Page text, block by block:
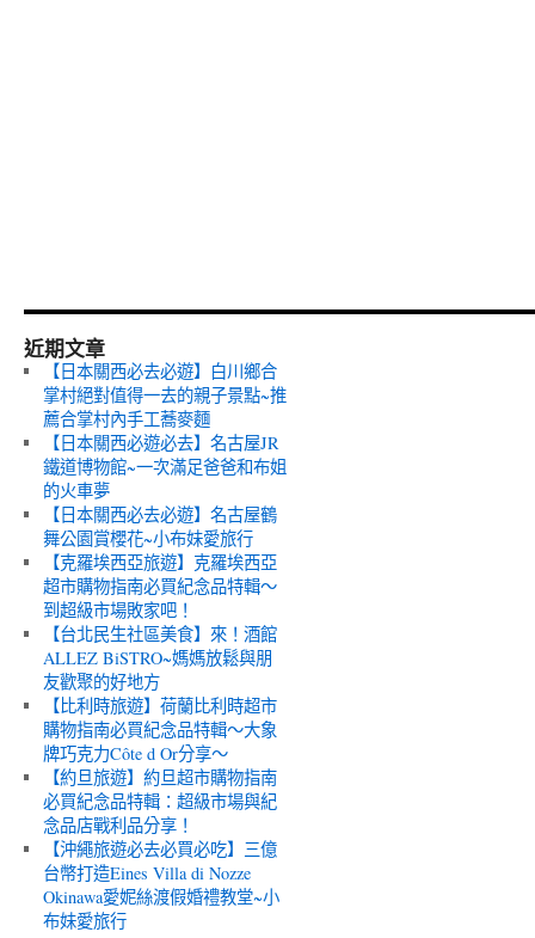
近期文章
【日本關西必去必遊】白川鄉合
掌村絕對值得一去的親子景點~推
薦合掌村內手工蕎麥麵
【日本關西必遊必去】名古屋JR
鐵道博物館~一次滿足爸爸和布姐
的火車夢
【日本關西必去必遊】名古屋鶴
舞公園賞櫻花~小布妹愛旅行
【克羅埃西亞旅遊】克羅埃西亞
超市購物指南必買紀念品特輯～
到超級市場敗家吧！
【台北民生社區美食】來！酒館
ALLEZ BiSTRO~媽媽放鬆與朋
友歡聚的好地方
【比利時旅遊】荷蘭比利時超市
購物指南必買紀念品特輯～大象
牌巧克力Côte d Or分享～
【約旦旅遊】約旦超市購物指南
必買紀念品特輯：超級市場與紀
念品店戰利品分享！
【沖繩旅遊必去必買必吃】三億
台幣打造Eines Villa di Nozze
Okinawa愛妮絲渡假婚禮教堂~小
布妹愛旅行